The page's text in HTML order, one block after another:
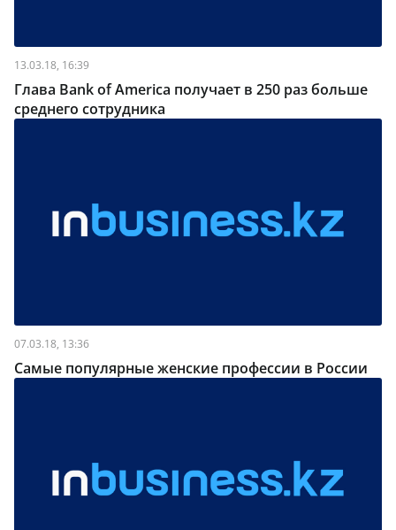
13.03.18, 16:39
Глава Bank of America получает в 250 раз больше
среднего сотрудника
07.03.18, 13:36
Самые популярные женские профессии в России